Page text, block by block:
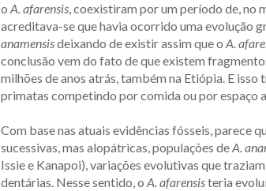
o A. afarensis, coexistiram por um período de, no
acreditava-se que havia ocorrido uma evolução
anamensisdeixando de existir assim que o A.
conclusão vem do fato de que existem
milhões de anos atrás, também na Etiópia. E
primatas competindo por comida ou por espaço
Com base nas atuais evidências fósseis, parece
sucessivas, mas alopátricas, populações deA.
Issie e Kanapoi), variações evolutivas que
dentárias. Nesse sentido, o A. afarensisteria